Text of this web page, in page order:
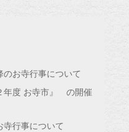
お寺行事について
年度 お寺市』 の開催
行事について